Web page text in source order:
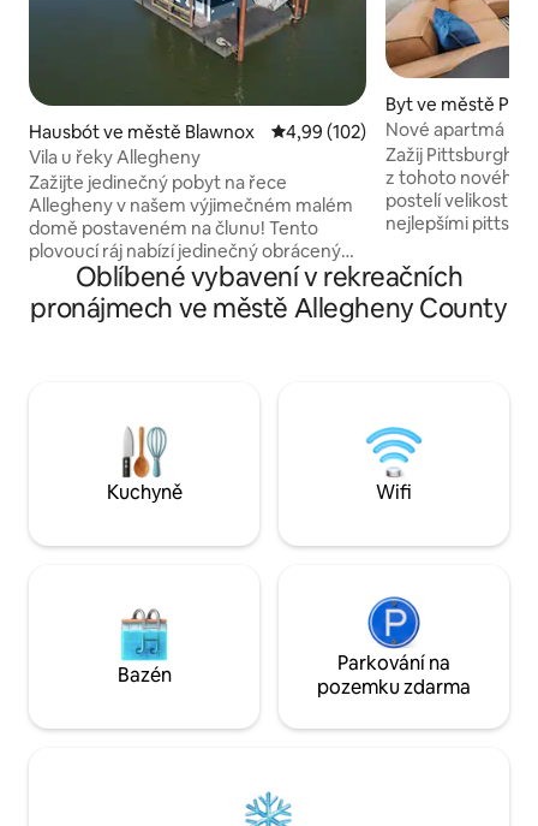
Hausbót ve městě Blawnox Průměrné hodnocení 4,99 z 5,
4,99 (102)
Vila u řeky Allegheny
Zažijte jedinečný pobyt na řece
Allegheny v našem výjimečném malém
domě postaveném na člunu! Tento
plovoucí ráj nabízí jedinečný obrácený
půdorys s luxusními a dechberoucími
výhledy! Dolní patro – dvě příjemné
ložnice, každá se dvěma samostatnými
otevřený obývací pokoj s televizí
a internetem, plně vybavená kuchyně
a poloostrov. Průhledný plynový krb!
Dveře na terasu a obklopující paluby!
Byt ve městě
Nové apartmá
s vířivkou
Zažij
z tohoto nového
postelí velikosti
nejlepšími
centra, divadel a
pro pohodlí a
lokalitě. - Manželská postel –
cesty, akce nebo
Jsme tu pro tebe
něj i po něm!
Oblíbené vybavení v rekreačních
pronájmech ve městě Allegheny County
Kuchyně Wifi
Bazén
Parkování na
pozemku zdarma